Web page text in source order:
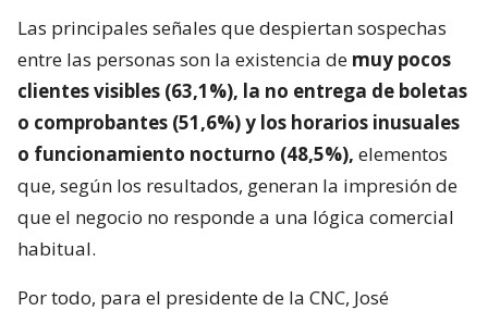
Las principales señales que despiertan sospechas
entre las personas son la existencia de muy pocos
clientes visibles (63,1%), la no entrega de boletas
o comprobantes (51,6%) y los horarios inusuales
o funcionamiento nocturno (48,5%), elementos
que, según los resultados, generan la impresión de
que el negocio no responde a una lógica comercial
habitual.
Por todo, para el presidente de la CNC, José